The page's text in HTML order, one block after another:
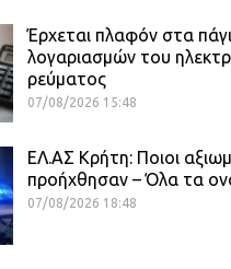
Έρχεται πλαφόν στα
λογαριασμών του
ρεύματος
07/08/2026 15:48
ΕΛ.ΑΣ Κρήτη: Ποιοι
προήχθησαν – Όλα τα
07/08/2026 18:48